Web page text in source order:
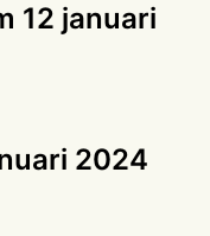
12 januari
2024